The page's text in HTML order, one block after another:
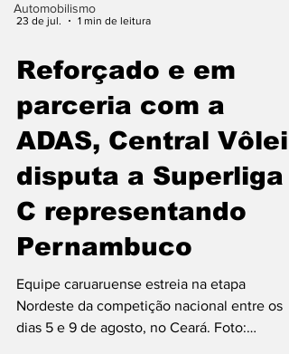
Automobilismo
23 de jul. 1 min de leitura
Reforçado e em
parceria com a
ADAS, Central Vôlei
disputa a Superliga
C representando
Pernambuco
Equipe caruaruense estreia na etapa